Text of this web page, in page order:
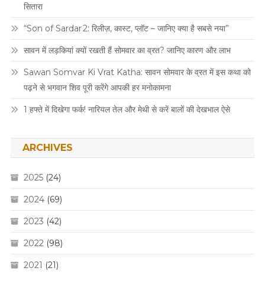
सितारा
“Son of Sardar 2: रिलीज़, कास्ट, प्लॉट – जानिए क्या है सबसे नया”
सावन में लड़कियां क्यों रखती हैं सोमवार का व्रत? जानिए कारण और लाभ
Sawan Somvar Ki Vrat Katha: सावन सोमवार के व्रत में इस कथा को
पढ़ने से भगवान शिव पूरी करेंगे आपकी हर मनोकामना
1 हफ्ते में दिखेगा फर्क! नारियल तेल और मेथी से करें बालों की देखभाल ऐसे
ARCHIVES
2025(24)
2024(69)
2023 (42)
2022(98)
2021 (21)